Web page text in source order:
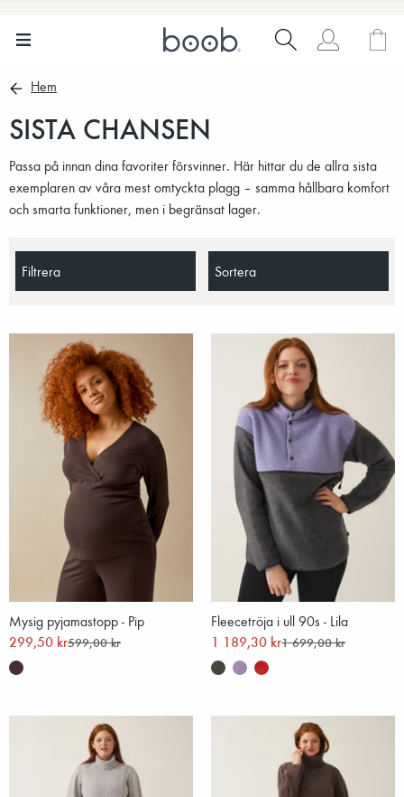
Hem
SISTA CHANSEN
Passa på innan dina favoriter försvinner. Här hittar du de allra sista
exemplaren av våra mest omtyckta plagg – samma hållbara komfort
och smarta funktioner, men i begränsat lager.
Filtrera Sortera
Mysig pyjamastopp - Pip
299,50 kr599,00 kr
Fleecetröja i ull 90s - Lila
1 189,30 kr1 699,00 kr